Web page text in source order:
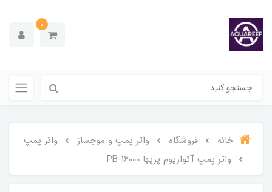
0
خانه فروشگاه واتر پمپ و موجساز
واتر پمپ
واتر پمپ آکواریوم پریها PB-16000